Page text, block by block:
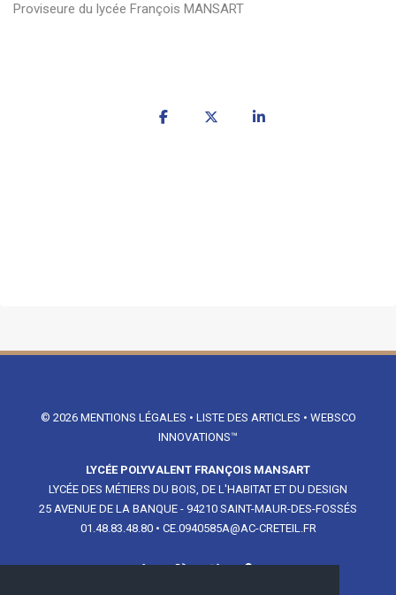
Proviseure du lycée François MANSART
© 2026 MENTIONS LÉGALES • LISTE DES ARTICLES • WEBSCO
INNOVATIONS™
LYCÉE POLYVALENT FRANÇOIS MANSART
LYCÉE DES MÉTIERS DU BOIS, DE L'HABITAT ET DU DESIGN
25 AVENUE DE LA BANQUE - 94210 SAINT-MAUR-DES-FOSSÉS
01.48.83.48.80• CE.0940585A@AC-CRETEIL.FR